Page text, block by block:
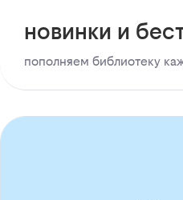
новинки и
пополняем библиотеку